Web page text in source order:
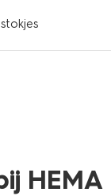
HEMA